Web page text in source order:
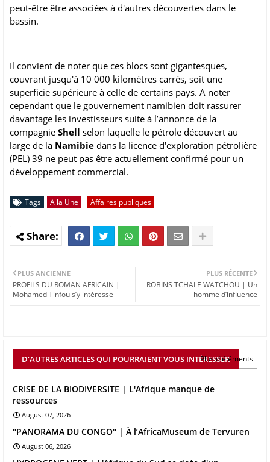
peut-être être associées à d'autres découvertes dans le
bassin.
Il convient de noter que ces blocs sont gigantesques,
couvrant jusqu'à 10 000 kilomètres carrés, soit une
superficie supérieure à celle de certains pays. A noter
cependant que le gouvernement namibien doit rassurer
davantage les investisseurs suite à l’annonce de la
compagnie Shell selon laquelle le pétrole découvert au
large de la Namibie dans la licence d'exploration pétrolière
(PEL) 39 ne peut pas être actuellement confirmé pour un
développement commercial.
Tags A la Une Affaires publiques
PLUS RÉCENTE
ROBINS TCHALE WATCHOU | Un
homme d’influence
PLUS ANCIENNE
PROFILS DU ROMAN AFRICAIN |
Mohamed Tinfou s’y intéresse
D'AUTRES ARTICLES QUI POURRAIENT VOUS INTÉRESSER
Plus d'éléments
CRISE DE LA BIODIVERSITE | L'Afrique manque de
ressources
August 07, 2026
"PANORAMA DU CONGO" | À l’AfricaMuseum de Tervuren
August 06, 2026